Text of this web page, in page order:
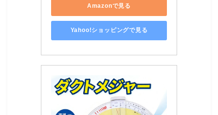
Amazonで見る
Yahoo!ショッピングで見る